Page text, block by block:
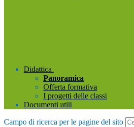
Didattica
Panoramica
Offerta formativa
I progetti delle classi
Documenti utili
Campo di ricerca per le pagine del sito